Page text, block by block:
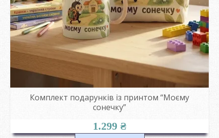
Комплект подарунків із принтом “Моєму
сонечку”
1.299 ₴